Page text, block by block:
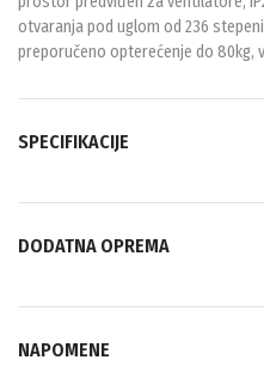
otvaranja pod uglom od 236
preporučeno opterećenje do 80kg,
SPECIFIKACIJE
DODATNA OPREMA
NAPOMENE